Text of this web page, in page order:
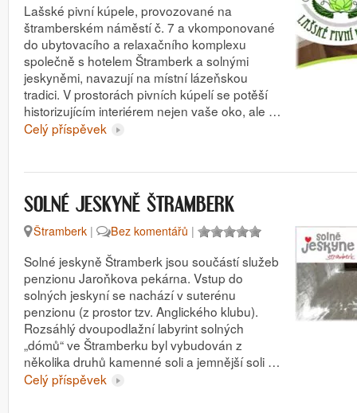
Lašské pivní kúpele, provozované na
štramberském náměstí č. 7 a vkomponované
do ubytovacího a relaxačního komplexu
společně s hotelem Štramberk a solnými
jeskyněmi, navazují na místní lázeňskou
tradici. V prostorách pivních kúpelí se potěší
historizujícím interiérem nejen vaše oko, ale …
Celý příspěvek
SOLNÉ JESKYNĚ ŠTRAMBERK
Štramberk | Bez komentářů |
Solné jeskyně Štramberk jsou součástí služeb
penzionu Jaroňkova pekárna. Vstup do
solných jeskyní se nachází v suterénu
penzionu (z prostor tzv. Anglického klubu).
Rozsáhlý dvoupodlažní labyrint solných
„dómů“ ve Štramberku byl vybudován z
několika druhů kamenné soli a jemnější soli …
Celý příspěvek